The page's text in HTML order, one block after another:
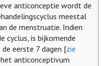
anticonceptie wordt de
meestal
de menstruatie. Indien
cyclus, is bijkomende
eerste 7 dagen [zie
anticonceptivum